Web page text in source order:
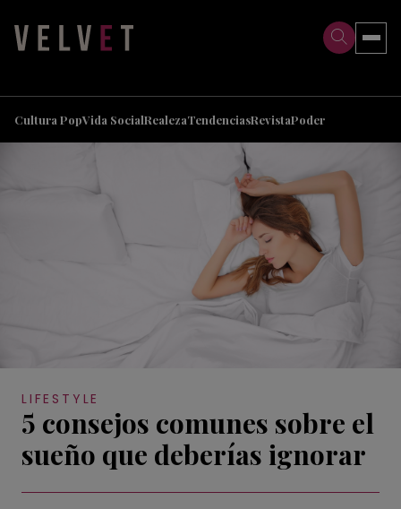
Cultura PopVida SocialRealezaTendenciasRevistaPoder
LIFESTYLE
5 consejos comunes sobre el
sueño que deberías ignorar